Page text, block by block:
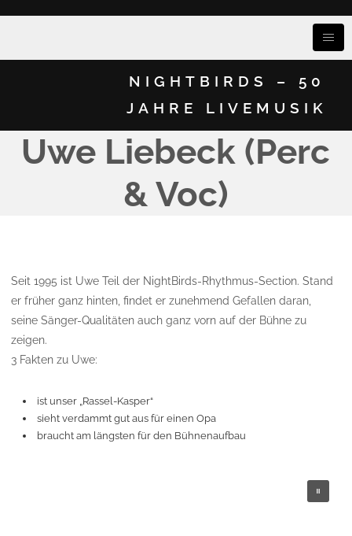
NIGHTBIRDS – 50
JAHRE LIVEMUSIK
Uwe Liebeck (Perc
& Voc)
Seit 1995 ist Uwe Teil der NightBirds-Rhythmus-Section. Stand
er früher ganz hinten, findet er zunehmend Gefallen daran,
seine Sänger-Qualitäten auch ganz vorn auf der Bühne zu
zeigen.
3 Fakten zu Uwe:
ist unser „Rassel-Kasper“
sieht verdammt gut aus für einen Opa
braucht am längsten für den Bühnenaufbau